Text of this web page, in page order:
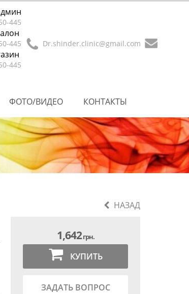
445
445
445
Dr.shinder.clinic@gmail.com
ФОТО/ВИДЕО КОНТАКТЫ
НАЗАД
1,642грн.
КУПИТЬ
ЗАДАТЬ ВОПРОС